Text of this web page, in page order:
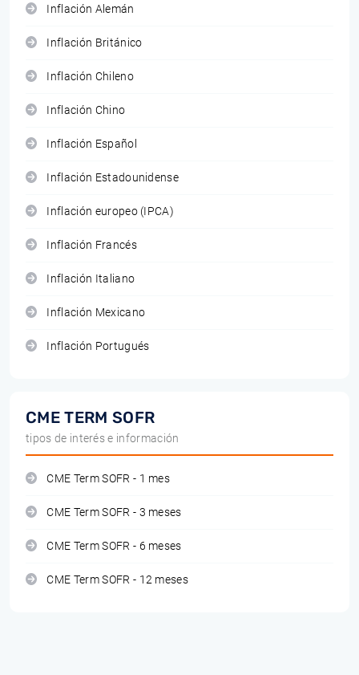
Inflación Alemán
Inflación Británico
Inflación Chileno
Inflación Chino
Inflación Español
Inflación Estadounidense
Inflación europeo (IPCA)
Inflación Francés
Inflación Italiano
Inflación Mexicano
Inflación Portugués
CME TERM SOFR
tipos de interés e información
CME Term SOFR - 1 mes
CME Term SOFR - 3 meses
CME Term SOFR - 6 meses
CME Term SOFR - 12 meses